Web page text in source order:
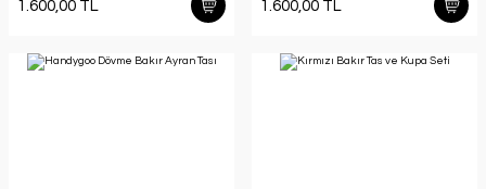
1.600,00 TL 1.600,00 TL